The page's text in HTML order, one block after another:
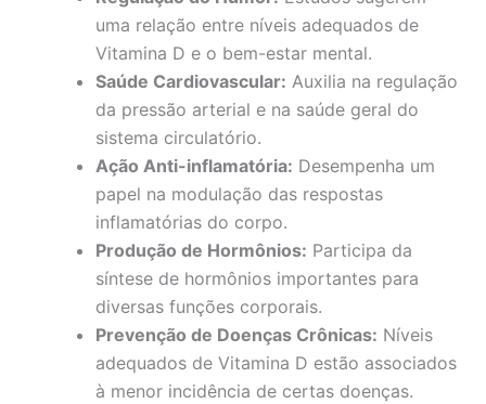
uma relação entre níveis adequados de
Vitamina D e o bem-estar mental.
Saúde Cardiovascular: Auxilia na regulação
da pressão arterial e na saúde geral do
sistema circulatório.
Ação Anti-inflamatória: Desempenha um
papel na modulação das respostas
inflamatórias do corpo.
Produção de Hormônios: Participa da
síntese de hormônios importantes para
diversas funções corporais.
Prevenção de Doenças Crônicas: Níveis
adequados de Vitamina D estão associados
à menor incidência de certas doenças.